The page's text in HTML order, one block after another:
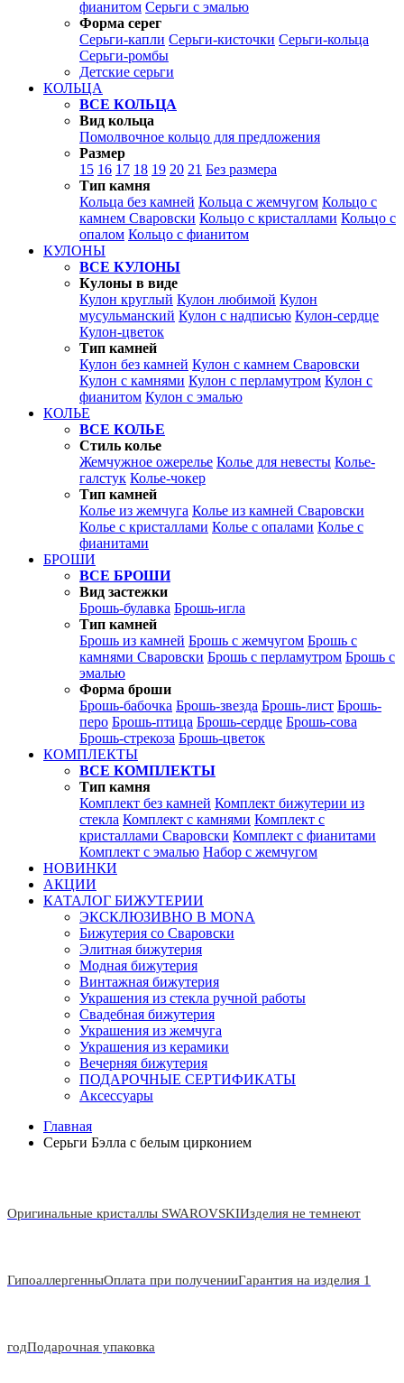
фианитом Серьги с эмалью
Форма серег
Серьги-капли Серьги-кисточки Серьги-кольца
Серьги-ромбы
Детские серьги
КОЛЬЦА
ВСЕ КОЛЬЦА
Вид кольца
Помолвочное кольцо для предложения
Размер
15 16 17 18 19 20 21 Без размера
Тип камня
Кольца без камней Кольца с жемчугом Кольцо с
камнем Сваровски Кольцо с кристаллами Кольцо с
опалом Кольцо с фианитом
КУЛОНЫ
ВСЕ КУЛОНЫ
Кулоны в виде
Кулон круглый Кулон любимой Кулон
мусульманский Кулон с надписью Кулон-сердце
Кулон-цветок
Тип камней
Кулон без камней Кулон с камнем Сваровски
Кулон с камнями Кулон с перламутром Кулон с
фианитом Кулон с эмалью
КОЛЬЕ
ВСЕ КОЛЬЕ
Стиль колье
Жемчужное ожерелье Колье для невесты Колье-
галстук Колье-чокер
Тип камней
Колье из жемчуга Колье из камней Сваровски
Колье с кристаллами Колье с опалами Колье с
фианитами
БРОШИ
ВСЕ БРОШИ
Вид застежки
Брошь-булавка Брошь-игла
Тип камней
Брошь из камней Брошь с жемчугом Брошь с
камнями Сваровски Брошь с перламутром Брошь с
эмалью
Форма броши
Брошь-бабочка Брошь-звезда Брошь-лист Брошь-
перо Брошь-птица Брошь-сердце Брошь-сова
Брошь-стрекоза Брошь-цветок
КОМПЛЕКТЫ
ВСЕ КОМПЛЕКТЫ
Тип камня
Комплект без камней Комплект бижутерии из
стекла Комплект с камнями Комплект с
кристаллами Сваровски Комплект с фианитами
Комплект с эмалью Набор с жемчугом
НОВИНКИ
АКЦИИ
КАТАЛОГ БИЖУТЕРИИ
ЭКСКЛЮЗИВНО В MONA
Бижутерия со Сваровски
Элитная бижутерия
Модная бижутерия
Винтажная бижутерия
Украшения из стекла ручной работы
Свадебная бижутерия
Украшения из жемчуга
Украшения из керамики
Вечерняя бижутерия
ПОДАРОЧНЫЕ СЕРТИФИКАТЫ
Аксессуары
Главная
Серьги Бэлла с белым цирконием
Оригинальные кристаллы SWAROVSKIИзделия не темнеют
ГипоаллергенныОплата при полученииГарантия на изделия 1
годПодарочная упаковка